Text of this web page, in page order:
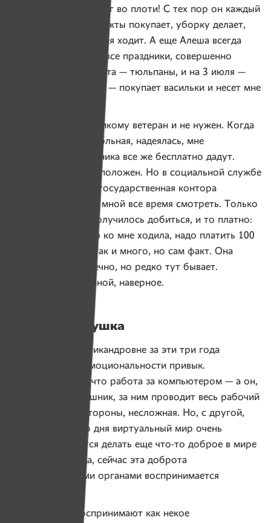
мой красавец, мой Бог во плоти! С тех пор он каждый
день помогает: продукты покупает, уборку делает,
по инстанциям за меня ходит. А еще Алеша всегда
дарит мне цветы, во все праздники, совершенно
искренне. И на 8 марта — тюльпаны, и на 3 июля —
в васильковый месяц — покупает васильки и несет мне
А больше, видите, никому ветеран и не нужен. Когда
одна осталась, да больная, надеялась, мне
социального работника все же бесплатно дадут.
Мне же по статусу положен. Но в социальной службе
сказали, что они — государственная контора
и не в состоянии за мной все время смотреть. Только
с прошлого года получилось добиться, и то платно:
чтобы раз в неделю ко мне ходила, надо платить 100
тысяч в месяц. Не так и много, но сам факт. Она
помогает мне, конечно, но редко тут бывает.
Невыгодно ей со мной, наверное.
Почему психушка
Леша к Клавдии Никандровне за эти три года
прикипел и к ее эмоциональности привык.
Он рассказывает, что работа за компьютером — а он,
как и любой айтишник, за ним проводит весь рабочий
день — с одной стороны, несложная. Но, с другой,
к концу рабочего дня виртуальный мир очень
утомляет и хочется делать еще что-то доброе в мире
реальном. Правда, сейчас эта доброта
государственными органами воспринимается
— Меня везде воспринимают как некое